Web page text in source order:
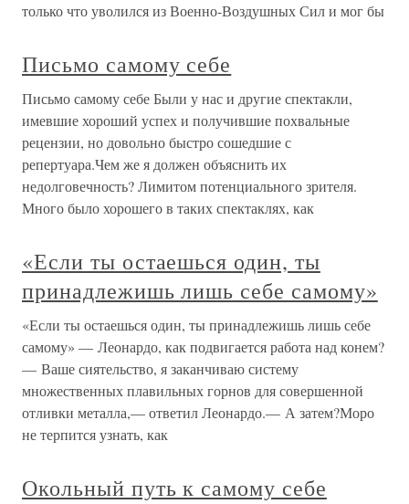
только что уволился из Военно-Воздушных Сил и мог бы
Письмо самому себе
Письмо самому себе Были у нас и другие спектакли,
имевшие хороший успех и получившие похвальные
рецензии, но довольно быстро сошедшие с
репертуара.Чем же я должен объяснить их
недолговечность? Лимитом потенциального зрителя.
Много было хорошего в таких спектаклях, как
«Если ты остаешься один, ты
принадлежишь лишь себе самому»
«Если ты остаешься один, ты принадлежишь лишь себе
самому» — Леонардо, как подвигается работа над конем?
— Ваше сиятельство, я заканчиваю систему
множественных плавильных горнов для совершенной
отливки металла,— ответил Леонардо.— А затем?Моро
не терпится узнать, как
Окольный путь к самому себе